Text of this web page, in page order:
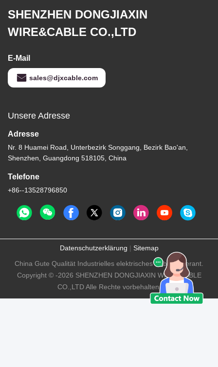
SHENZHEN DONGJIAXIN
WIRE&CABLE CO.,LTD
E-Mail
sales@djxcable.com
Unsere Adresse
Adresse
Nr. 8 Huamei Road, Unterbezirk Songgang, Bezirk Bao'an,
Shenzhen, Guangdong 518105, China
Telefone
+86--13528796850
Datenschutzerklärung | Sitemap
China Gute Qualität Industrielles elektrisches Kabel Lieferant.
Copyright © -2026 SHENZHEN DONGJIAXIN WIRE&CABLE
CO.,LTD Alle Rechte vorbehalten.